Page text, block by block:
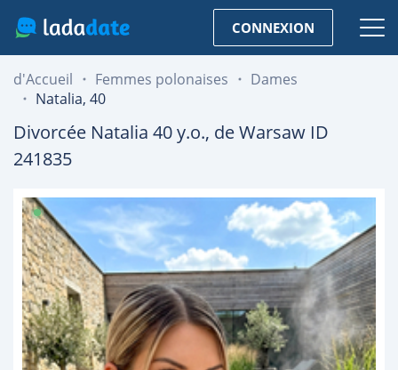
CONNEXION
d'Accueil Femmes polonaises
Dames
Natalia, 40
Divorcée Natalia 40y.o., deWarsaw ID
241835